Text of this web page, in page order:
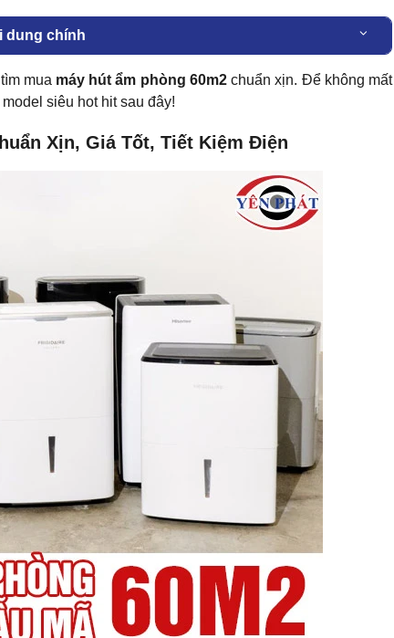
dung chính
mua máy hút ẩm phòng 60m2chuẩn xịn. Để không mất
siêu hot hit sau đây!
Xịn, Giá Tốt, Tiết Kiệm Điện